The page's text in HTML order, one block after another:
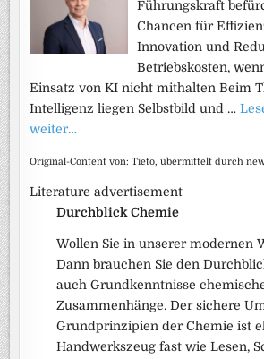
Führungskraft
Chancen für
Innovation und
Betriebskosten,
Einsatz von KI nicht mithalten Beim
Intelligenz liegen Selbstbild und …
weiter…
Original-Content von: Tieto, übermittelt durch
Literature advertisement
Durchblick Chemie
Wollen Sie in unserer modernen
Dann brauchen Sie den
auch Grundkenntnisse
Zusammenhänge. Der sichere
Grundprinzipien der Chemie ist
Handwerkszeug fast wie Lesen,